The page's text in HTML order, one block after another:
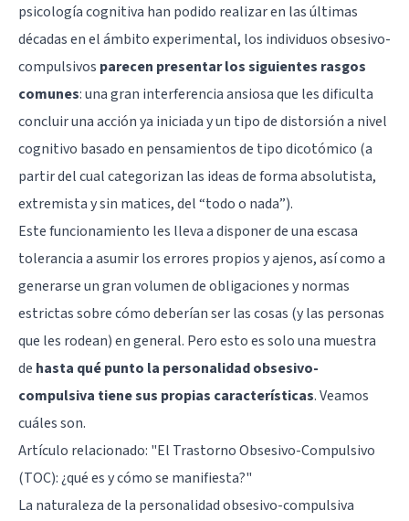
psicología cognitiva han podido realizar en las últimas
décadas en el ámbito experimental, los individuos obsesivo-
compulsivos parecen presentar los siguientes rasgos
comunes: una gran interferencia ansiosa que les dificulta
concluir una acción ya iniciada y un tipo de distorsión a nivel
cognitivo basado en pensamientos de tipo dicotómico (a
partir del cual categorizan las ideas de forma absolutista,
extremista y sin matices, del “todo o nada”).
Este funcionamiento les lleva a disponer de una escasa
tolerancia a asumir los errores propios y ajenos, así como a
generarse un gran volumen de obligaciones y normas
estrictas sobre cómo deberían ser las cosas (y las personas
que les rodean) en general. Pero esto es solo una muestra
de hasta qué punto la personalidad obsesivo-
compulsiva tiene sus propias características. Veamos
cuáles son.
Artículo relacionado: "El Trastorno Obsesivo-Compulsivo
(TOC): ¿qué es y cómo se manifiesta?"
La naturaleza de la personalidad obsesivo-compulsiva